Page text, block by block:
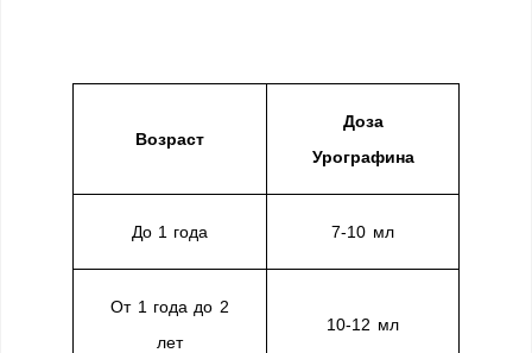
Возраст
Доза
Урографина
До 1 года 7-10 мл
От 1 года до 2
лет
10-12 мл